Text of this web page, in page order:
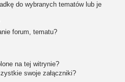
do wybranych tematów lub je
forum, tematu?
na tej witrynie?
swoje załączniki?